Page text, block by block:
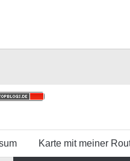
Karte mit meiner